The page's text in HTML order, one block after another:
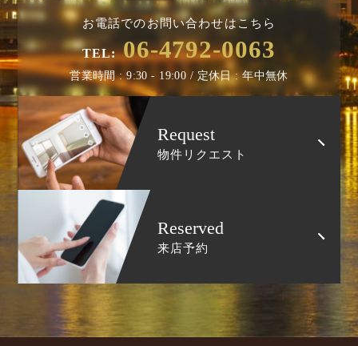
お電話でのお問い合わせはこちら
TEL: 06-4792-0063
営業時間 : 9:30 - 19:00 / 定休日 : 年中無休
Request
物件リクエスト
Reserved
来店予約